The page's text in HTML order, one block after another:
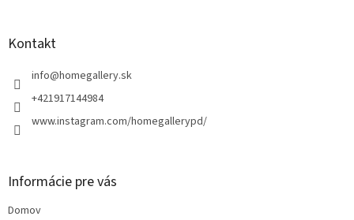
Kontakt
info@homegallery.sk
+421917144984
www.instagram.com/homegallerypd/
Informácie pre vás
Domov